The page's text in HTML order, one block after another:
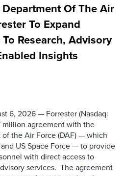
Of The Air
To Expand
Research, Advisory
Insights
6, 2026 — Forrester (Nasdaq:
million agreement with the
the Air Force (DAF) — which
US Space Force — to provide
with direct access to
services. The agreement